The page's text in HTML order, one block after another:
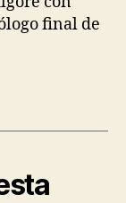
final de